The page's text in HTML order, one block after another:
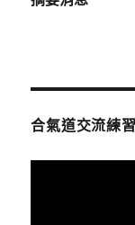
合氣道交流練習